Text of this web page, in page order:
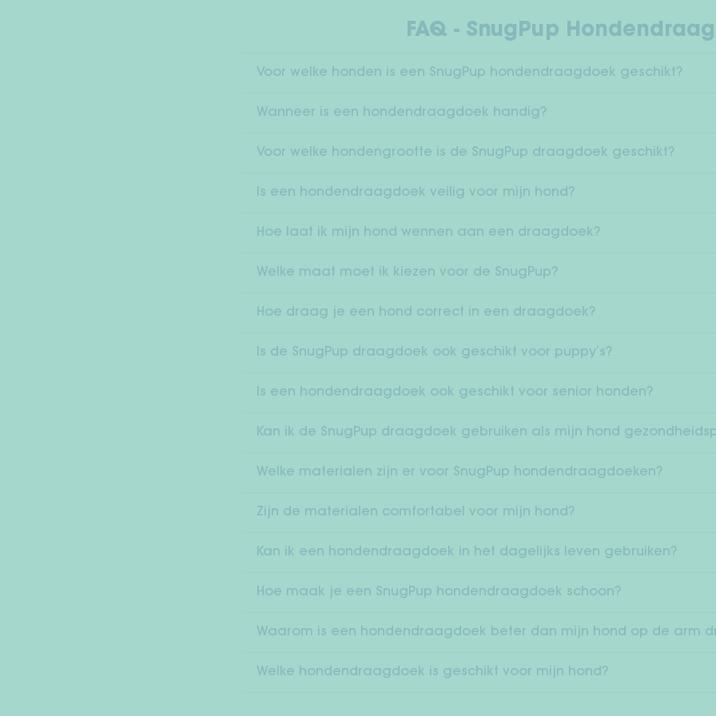
FAQ - SnugPup
Voor welke honden is een SnugPup hondendraagdoek geschikt?
Wanneer is een hondendraagdoek handig?
Voor welke hondengrootte is de SnugPup draagdoek geschikt?
Is een hondendraagdoek veilig voor mijn hond?
Hoe laat ik mijn hond wennen aan een draagdoek?
Welke maat moet ik kiezen voor de SnugPup?
Hoe draag je een hond correct in een draagdoek?
Is de SnugPup draagdoek ook geschikt voor puppy’s?
Is een hondendraagdoek ook geschikt voor senior honden?
Kan ik de SnugPup draagdoek gebruiken als mijn hond
Welke materialen zijn er voor SnugPup hondendraagdoeken?
Zijn de materialen comfortabel voor mijn hond?
Kan ik een hondendraagdoek in het dagelijks leven gebruiken?
Hoe maak je een SnugPup hondendraagdoek schoon?
Waarom is een hondendraagdoek beter dan mijn hond op de arm
Welke hondendraagdoek is geschikt voor mijn hond?